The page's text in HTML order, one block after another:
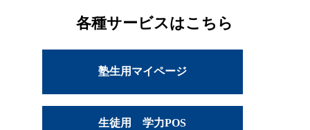
各種サービスはこちら
塾生用マイページ
生徒用 学力POS